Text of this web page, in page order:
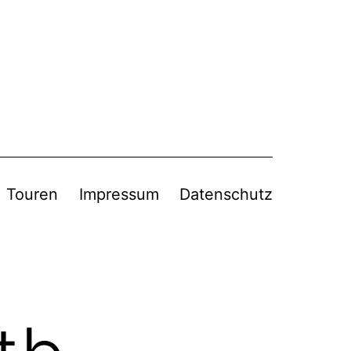
Touren Impressum Datenschutz